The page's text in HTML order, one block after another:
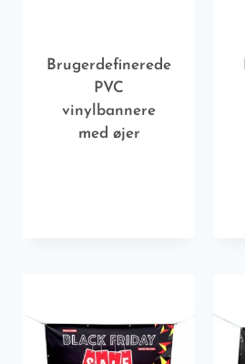
Brugerdefinerede
PVC
vinylbannere
med øjer